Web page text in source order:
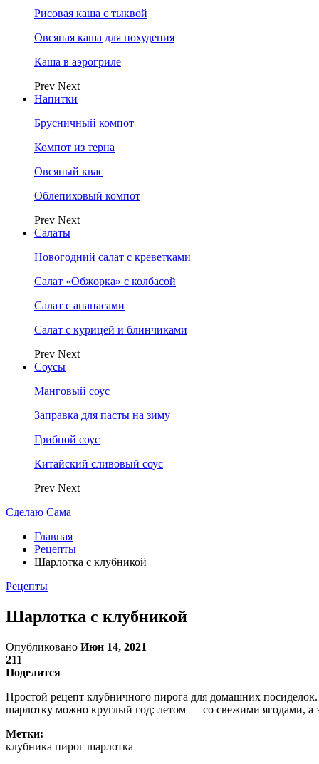
Рисовая каша с тыквой
Овсяная каша для похудения
Каша в аэрогриле
Prev Next
Напитки
Брусничный компот
Компот из терна
Овсяный квас
Облепиховый компот
Prev Next
Салаты
Новогодний салат с креветками
Салат «Обжорка» с колбасой
Салат с ананасами
Салат с курицей и блинчиками
Prev Next
Соусы
Манговый соус
Заправка для пасты на зиму
Грибной соус
Китайский сливовый соус
Prev Next
Сделаю Сама
Главная
Рецепты
Шарлотка с клубникой
Рецепты
Шарлотка с клубникой
Опубликовано Июн 14, 2021
211
Поделится
Простой рецепт клубничного пирога для домашних
шарлотку можно круглый год: летом — со свежими ягодами,
Метки:
клубника пирог шарлотка